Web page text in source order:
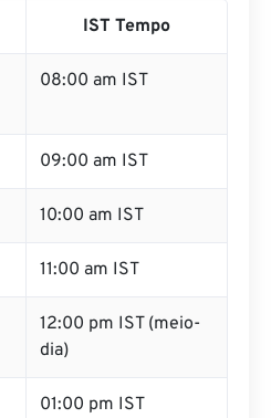
IST Tempo
08:00 am IST
09:00 am IST
10:00 am IST
11:00 am IST
12:00 pm IST (meio-
dia)
01:00 pm IST